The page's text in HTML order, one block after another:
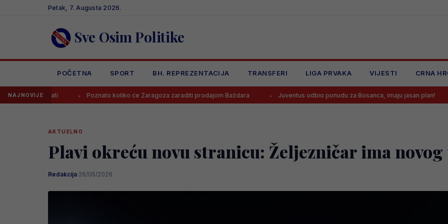
Petak, 7. Augusta 2026.
Sve Osim Politike
POČETNA SPORT BH. REPREZENTACIJA TRANSFERI LIGA PRVAKA VIJESTI CRNA
NAJNOVIJEPoznato koliko će Zaragoza zaraditi prodajom Baždara Juventus odbio ponudu za Bosanca, imaju jasan plan! Sreća je
AKTUELNO
Plavi okreću novu stranicu: Željezničar ima
Redakcija·26/05/2026